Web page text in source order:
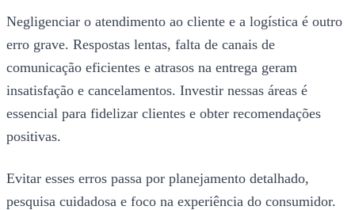
Negligenciar o atendimento ao cliente e a logística é outro
erro grave. Respostas lentas, falta de canais de
comunicação eficientes e atrasos na entrega geram
insatisfação e cancelamentos. Investir nessas áreas é
essencial para fidelizar clientes e obter recomendações
positivas.
Evitar esses erros passa por planejamento detalhado,
pesquisa cuidadosa e foco na experiência do consumidor.